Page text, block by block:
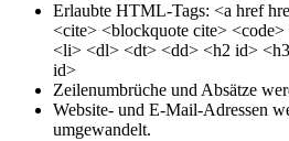
Erlaubte HTML-Tags: <a href
<cite> <blockquote cite>
<li> <dl> <dt> <dd> <h2 id>
id>
Zeilenumbrüche und Absätze
Website- und E-Mail-Adressen
umgewandelt.